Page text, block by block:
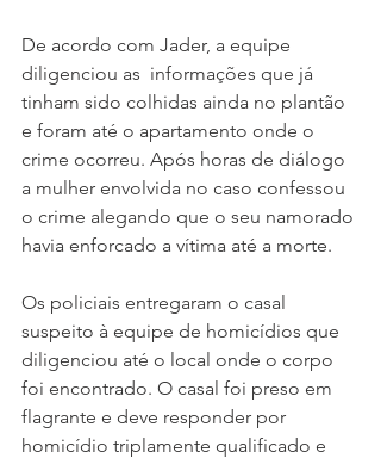
De acordo com Jader, a equipe
diligenciou as  informações que já
tinham sido colhidas ainda no plantão
e foram até o apartamento onde o
crime ocorreu. Após horas de diálogo
a mulher envolvida no caso confessou
o crime alegando que o seu namorado
havia enforcado a vítima até a morte.
Os policiais entregaram o casal
suspeito à equipe de homicídios que
diligenciou até o local onde o corpo
foi encontrado. O casal foi preso em
flagrante e deve responder por
homicídio triplamente qualificado e